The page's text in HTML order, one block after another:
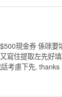
現金券 係咪要
寫住提取左先好
考慮下先, thanks